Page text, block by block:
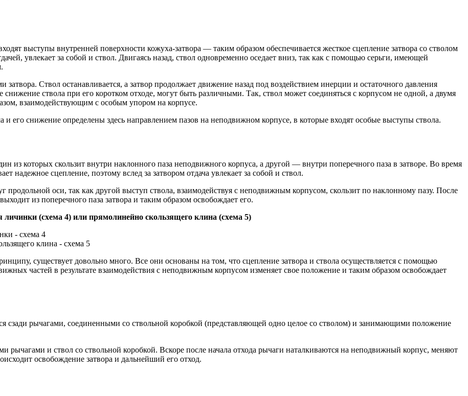
выступы внутренней поверхности кожуха-затвора — таким образом обеспечивается жесткое сцепление затвора со стволом
увлекает за собой и ствол. Двигаясь назад, ствол одновременно оседает вниз, так как с помощью серьги, имеющей
Ствол останавливается, а затвор продолжает движение назад под воздействием инерции и остаточного давления
ствола при его коротком отходе, могут быть различными. Так, ствол может соединяться с корпусом не одной, а двумя
взаимодействующим с особым упором на корпусе.
и его снижение определены здесь направлением пазов на неподвижном корпусе, в которые входят особые выступы ствола.
из которых скользит внутри наклонного паза неподвижного корпуса, а другой — внутри поперечного паза в затворе. Во время
надежное сцепление, поэтому вслед за затвором отдача увлекает за собой и ствол.
продольной оси, так как другой выступ ствола, взаимодействуя с неподвижным корпусом, скользит по наклонному пазу. После
из поперечного паза затвора и таким образом освобождает его.
(схема 4) или прямолинейно скользящего клина (схема 5)
существует довольно много. Все они основаны на том, что сцепление затвора и ствола осуществляется с помощью
частей в результате взаимодействия с неподвижным корпусом изменяет свое положение и таким образом освобождает
сзади рычагами, соединенными со ствольной коробкой (представляющей одно целое со стволом) и занимающими положение
рычагами и ствол со ствольной коробкой. Вскоре после начала отхода рычаги наталкиваются на неподвижный корпус, меняют
освобождение затвора и дальнейший его отход.